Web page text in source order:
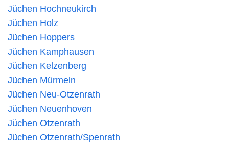
Jüchen Hochneukirch
Jüchen Holz
Jüchen Hoppers
Jüchen Kamphausen
Jüchen Kelzenberg
Jüchen Mürmeln
Jüchen Neu-Otzenrath
Jüchen Neuenhoven
Jüchen Otzenrath
Jüchen Otzenrath/Spenrath